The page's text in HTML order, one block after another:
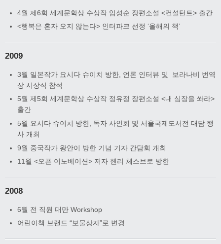
4월 제6회 세계문학상 수상작 임성순 장편소설 <컨설턴트> 출간
<행복은 혼자 오지 않는다> 인터파크 선정 ‘올해의 책’
2009
3월 일본작가 요시다 슈이치 방한, 언론 인터뷰 및 보라나비 번역
상 시상식 참석
5월 제5회 세계문학상 수상작 정유정 장편소설 <내 심장을 쏴라>
출간
5월 요시다 슈이치 방한, 독자 사인회 및 서울국제도서전 대담 행
사 개최
9월 중국작가 왕안이 방한 기념 기자 간담회 개최
11월 <오픈 이노베이션> 저자 헨리 체스브로 방한
2008
6월 전 직원 대만 Workshop
어린이책 브랜드 “보물상자”로 변경